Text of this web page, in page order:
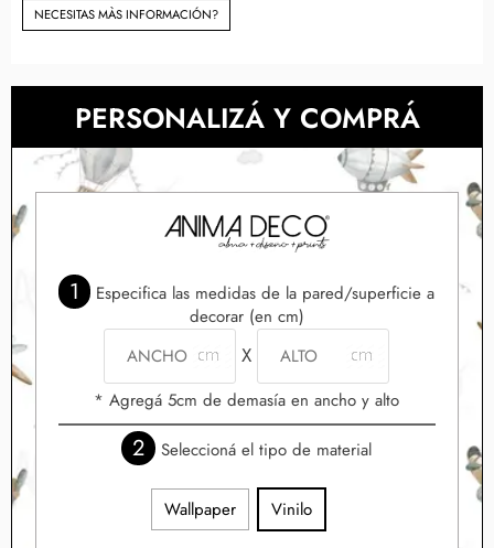
NECESITAS MÀS INFORMACIÓN?
PERSONALIZÁ Y COMPRÁ
1
Especifica las medidas de la pared/superficie a
decorar (en cm)
X
* Agregá 5cm de demasía en ancho y alto
2 Seleccioná el tipo de material
Wallpaper Vinilo